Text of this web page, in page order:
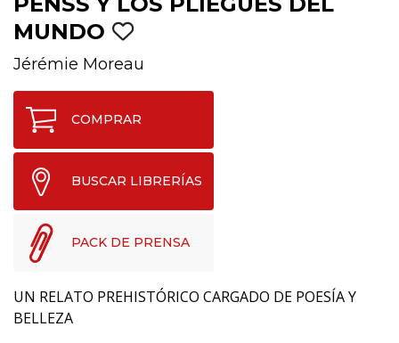
MUNDO
Jérémie Moreau
COMPRAR
BUSCAR LIBRERÍAS
PACK DE PRENSA
UN RELATO PREHISTÓRICO CARGADO DE POESÍA Y
BELLEZA